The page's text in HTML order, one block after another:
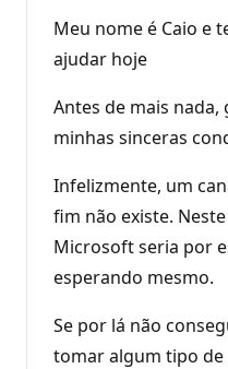
e
r
e
p
t
ç
Meu nome é Caio e
ajudar hoje
Antes de mais
minhas sinceras
Infelizmente, um
fim não existe.
Microsoft seria por
esperando mesmo.
Se por lá não
tomar algum tipo de